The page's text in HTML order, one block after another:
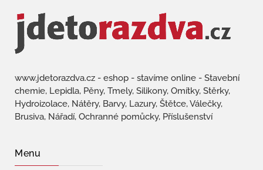
www.jdetorazdva.cz - eshop - stavíme online - Stavební
chemie, Lepidla, Pěny, Tmely, Silikony, Omítky, Stěrky,
Hydroizolace, Nátěry, Barvy, Lazury, Štětce, Válečky,
Brusiva, Nářadí, Ochranné pomůcky, Příslušenství
Menu